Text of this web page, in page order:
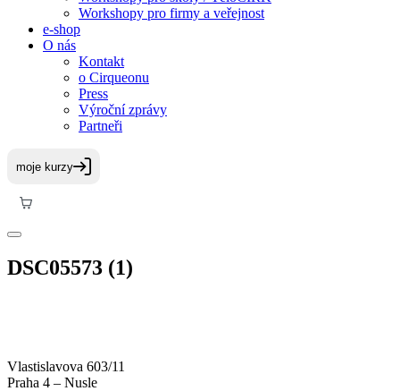
Workshopy pro firmy a veřejnost
e-shop
O nás
Kontakt
o Cirqueonu
Press
Výroční zprávy
Partneři
DSC05573 (1)
Vlastislavova 603/11
Praha 4 – Nusle